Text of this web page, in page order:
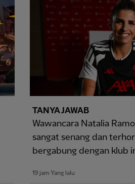
TANYA JAWAB
Wawancara Natalia
sangat senang dan
bergabung dengan klub
19 jam Yang lalu